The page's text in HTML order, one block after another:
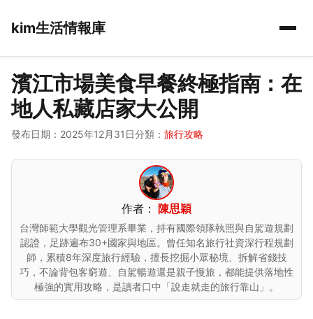
kim生活情報庫
濱江市場美食早餐終極指南：在
地人私藏店家大公開
發布日期：2025年12月31日分類： 旅行攻略
作者： 陳思穎
台灣師範大學觀光管理系畢業，持有國際領隊執照與自駕遊規劃
認證，足跡遍布30+國家與地區。曾任知名旅行社資深行程規劃
師，累積8年深度旅行經驗，擅長挖掘小眾秘境、拆解省錢技
巧，不論背包客窮遊、自駕暢遊還是親子慢旅，都能提供落地性
極強的實用攻略，是讀者口中「說走就走的旅行靠山」。